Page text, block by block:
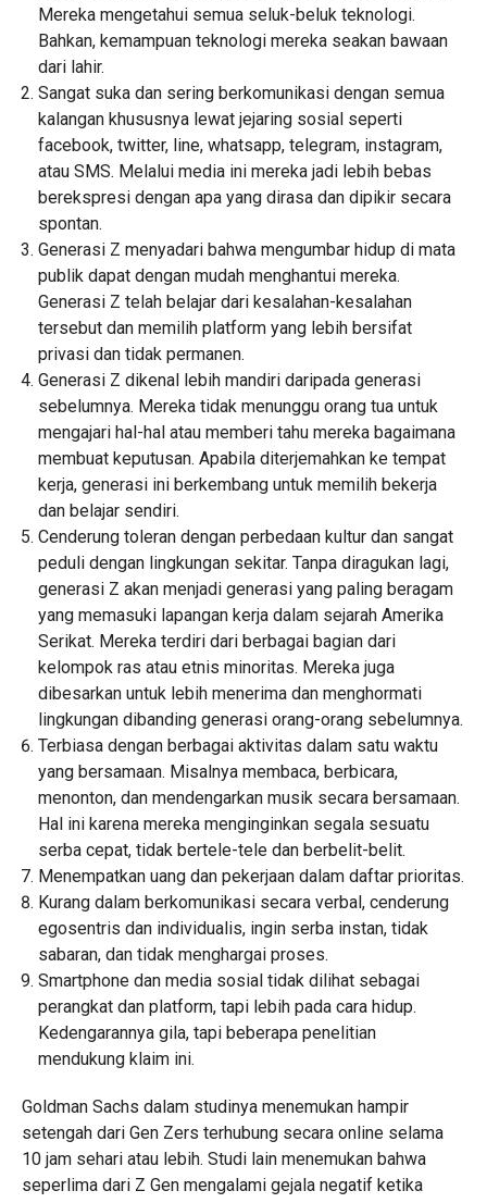
Mereka mengetahui semua seluk-beluk teknologi.
Bahkan, kemampuan teknologi mereka seakan bawaan
dari lahir.
Sangat suka dan sering berkomunikasi dengan semua
kalangan khususnya lewat jejaring sosial seperti
facebook, twitter, line, whatsapp, telegram, instagram,
atau SMS. Melalui media ini mereka jadi lebih bebas
berekspresi dengan apa yang dirasa dan dipikir secara
spontan.
Generasi Z menyadari bahwa mengumbar hidup di mata
publik dapat dengan mudah menghantui mereka.
Generasi Z telah belajar dari kesalahan-kesalahan
tersebut dan memilih platform yang lebih bersifat
privasi dan tidak permanen.
Generasi Z dikenal lebih mandiri daripada generasi
sebelumnya. Mereka tidak menunggu orang tua untuk
mengajari hal-hal atau memberi tahu mereka bagaimana
membuat keputusan. Apabila diterjemahkan ke tempat
kerja, generasi ini berkembang untuk memilih bekerja
dan belajar sendiri.
Cenderung toleran dengan perbedaan kultur dan sangat
peduli dengan lingkungan sekitar. Tanpa diragukan lagi,
generasi Z akan menjadi generasi yang paling beragam
yang memasuki lapangan kerja dalam sejarah Amerika
Serikat. Mereka terdiri dari berbagai bagian dari
kelompok ras atau etnis minoritas. Mereka juga
dibesarkan untuk lebih menerima dan menghormati
lingkungan dibanding generasi orang-orang sebelumnya.
Terbiasa dengan berbagai aktivitas dalam satu waktu
yang bersamaan. Misalnya membaca, berbicara,
menonton, dan mendengarkan musik secara bersamaan.
Hal ini karena mereka menginginkan segala sesuatu
serba cepat, tidak bertele-tele dan berbelit-belit.
Menempatkan uang dan pekerjaan dalam daftar prioritas.
Kurang dalam berkomunikasi secara verbal, cenderung
egosentris dan individualis, ingin serba instan, tidak
sabaran, dan tidak menghargai proses.
Smartphone dan media sosial tidak dilihat sebagai
perangkat dan platform, tapi lebih pada cara hidup.
Kedengarannya gila, tapi beberapa penelitian
mendukung klaim ini.
Goldman Sachs dalam studinya menemukan hampir
setengah dari Gen Zers terhubung secara online selama
10 jam sehari atau lebih. Studi lain menemukan bahwa
seperlima dari Z Gen mengalami gejala negatif ketika